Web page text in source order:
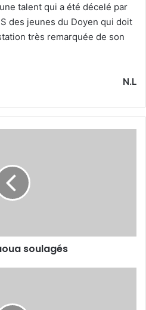
talent qui a été décelé par
des jeunes du Doyen qui doit
très remarquée de son
N.L
soulagés